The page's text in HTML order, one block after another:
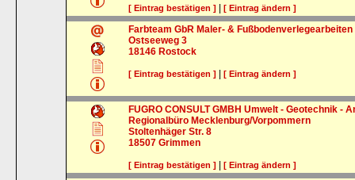
[ Eintrag bestätigen ] |[ Eintrag ändern ]
Farbteam GbR Maler- & Fußbodenverlegearbeiten
Ostseeweg 3
18146 Rostock
[ Eintrag bestätigen ] |[ Eintrag ändern ]
FUGRO CONSULT GMBH Umwelt - Geotechnik -
Regionalbüro Mecklenburg/Vorpommern
Stoltenhäger Str. 8
18507 Grimmen
[ Eintrag bestätigen ] |[ Eintrag ändern ]